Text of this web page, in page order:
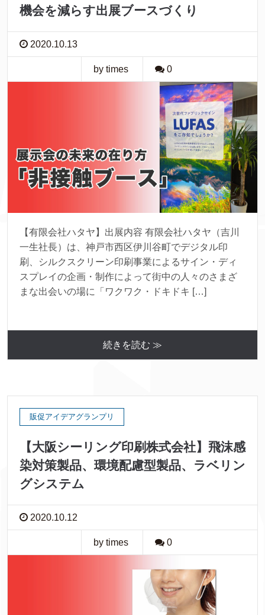
機会を減らす出展ブースづくり
2020.10.13
by times 0
【有限会社ハタヤ】出展内容 有限会社ハタヤ（吉川
一生社長）は、神戸市西区伊川谷町でデジタル印
刷、シルクスクリーン印刷事業によるサイン・ディ
スプレイの企画・制作によって街中の人々のさまざ
まな出会いの場に「ワクワク・ドキドキ […]
続きを読む ≫
販促アイデアグランプリ
【大阪シーリング印刷株式会社】飛沫感
染対策製品、環境配慮型製品、ラベリン
グシステム
2020.10.12
by times 0